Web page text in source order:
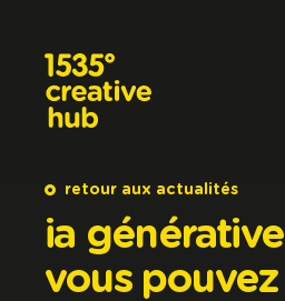
retour aux actualités
ia générative
vous pouvez